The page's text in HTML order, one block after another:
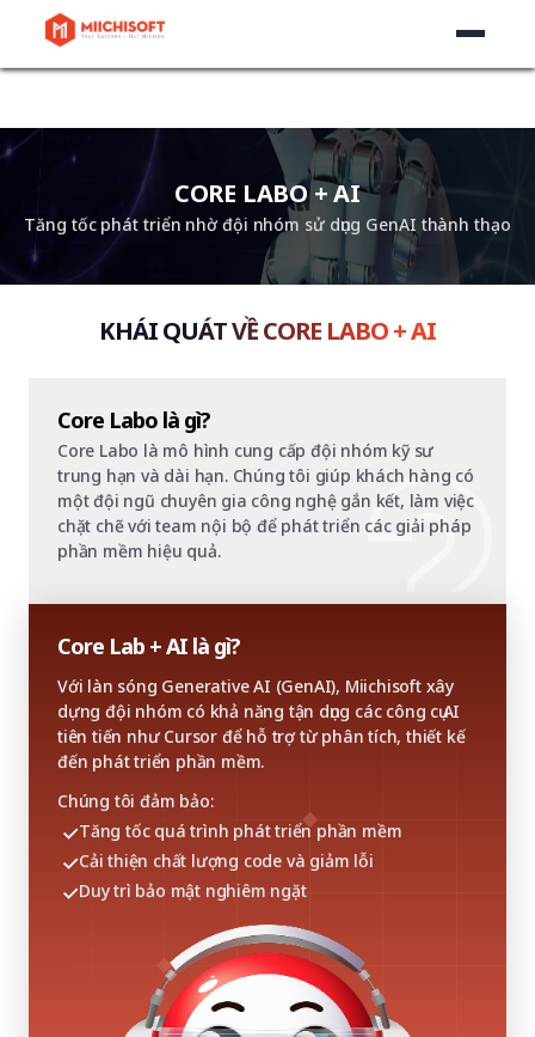
CORE LABO + AI
Tăng tốc phát triển nhờ đội nhóm sử dụng GenAI thành thạo
KHÁI QUÁT VỀ CORE LABO + AI
Core Labo là gì?
Core Labo là mô hình cung cấp đội nhóm kỹ sư
trung hạn và dài hạn. Chúng tôi giúp khách hàng có
một đội ngũ chuyên gia công nghệ gắn kết, làm việc
chặt chẽ với team nội bộ để phát triển các giải pháp
phần mềm hiệu quả.
Core Lab + AI là gì?
Với làn sóng Generative AI (GenAI), Miichisoft xây
dựng đội nhóm có khả năng tận dụng các công cụ AI
tiên tiến như Cursor để hỗ trợ từ phân tích, thiết kế
đến phát triển phần mềm.
Chúng tôi đảm bảo:
Tăng tốc quá trình phát triển phần mềm
Cải thiện chất lượng code và giảm lỗi
Duy trì bảo mật nghiêm ngặt